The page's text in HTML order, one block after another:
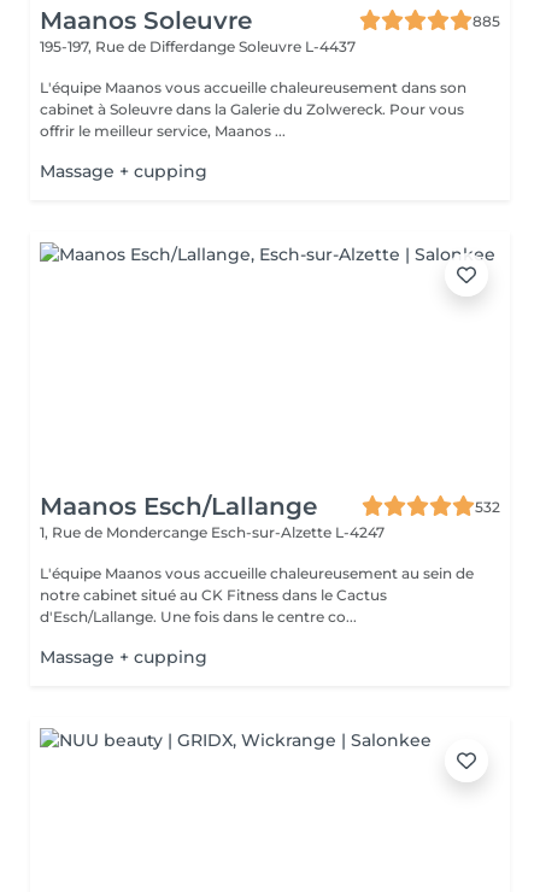
Maanos Soleuvre
885
195-197, Rue de Differdange Soleuvre L-4437
L'équipe Maanos vous accueille chaleureusement dans son
cabinet à Soleuvre dans la Galerie du Zolwereck. Pour vous
offrir le meilleur service, Maanos ...
Massage + cupping
Maanos Esch/Lallange
532
1, Rue de Mondercange Esch-sur-Alzette L-4247
L'équipe Maanos vous accueille chaleureusement au sein de
notre cabinet situé au CK Fitness dans le Cactus
d'Esch/Lallange. Une fois dans le centre co...
Massage + cupping